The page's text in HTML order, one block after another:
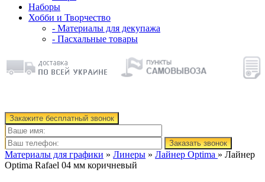
Наборы
Хобби и Творчество
- Материалы для декупажа
- Пасхальные товары
Закажите бесплатный звонок
Заказать звонок
Материалы для графики » Линеры » Лайнер Optima » Лайнер
Optima Rafael 04 мм коричневый